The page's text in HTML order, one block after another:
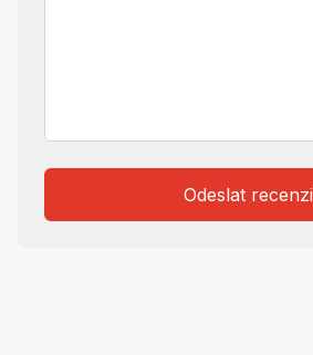
Odeslat recenzi